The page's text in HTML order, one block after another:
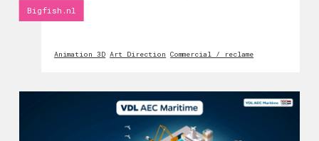
Bigfish.nl
Animation 3D Art Direction Commercial / reclame